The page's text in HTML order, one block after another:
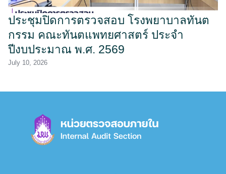
ประชุมปิดการตรวจสอบ โรงพยาบาลทันต
กรรม คณะทันตแพทยศาสตร์ ประจำ
ปีงบประมาณ พ.ศ. 2569
July 10, 2026